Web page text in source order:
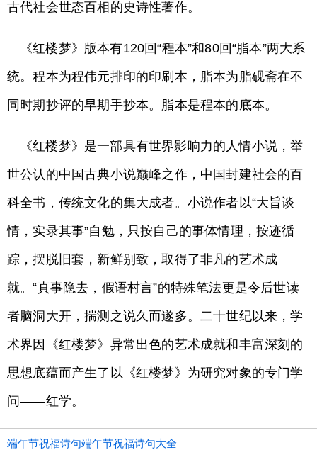
古代社会世态百相的史诗性著作。
《红楼梦》版本有120回“程本”和80回“脂本”两大系
统。程本为程伟元排印的印刷本，脂本为脂砚斋在不
同时期抄评的早期手抄本。脂本是程本的底本。
《红楼梦》是一部具有世界影响力的人情小说，举
世公认的中国古典小说巅峰之作，中国封建社会的百
科全书，传统文化的集大成者。小说作者以“大旨谈
情，实录其事”自勉，只按自己的事体情理，按迹循
踪，摆脱旧套，新鲜别致，取得了非凡的艺术成
就。“真事隐去，假语村言”的特殊笔法更是令后世读
者脑洞大开，揣测之说久而遂多。二十世纪以来，学
术界因《红楼梦》异常出色的艺术成就和丰富深刻的
思想底蕴而产生了以《红楼梦》为研究对象的专门学
问——红学。
端午节祝福诗句端午节祝福诗句大全